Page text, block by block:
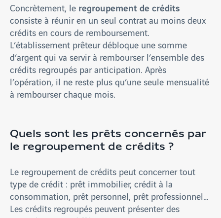
Concrètement, le regroupement de crédits
consiste à réunir en un seul contrat au moins deux
crédits en cours de remboursement.
L’établissement prêteur débloque une somme
d’argent qui va servir à rembourser l’ensemble des
crédits regroupés par anticipation. Après
l’opération, il ne reste plus qu’une seule mensualité
à rembourser chaque mois.
Quels sont les prêts concernés par
le regroupement de crédits ?
Le regroupement de crédits peut concerner tout
type de crédit : prêt immobilier, crédit à la
consommation, prêt personnel, prêt professionnel…
Les crédits regroupés peuvent présenter des